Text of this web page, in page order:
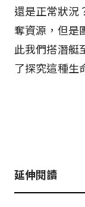
還是正常狀況
奪資源，但是
此我們搭潛艇
了探究這種生
延伸閱讀